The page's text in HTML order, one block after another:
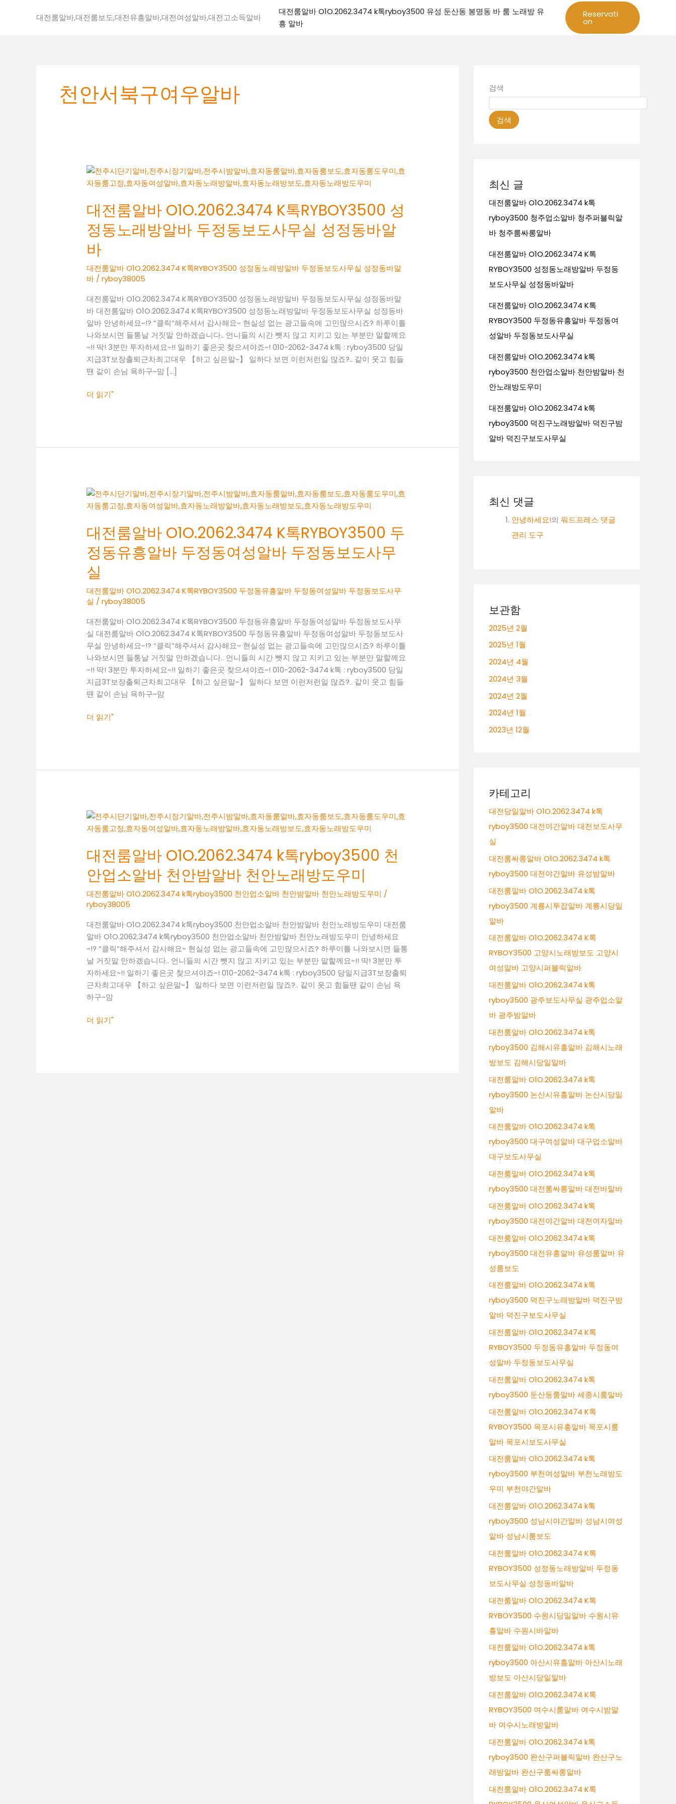
대전룸알바,대전룸보도,대전유흥알바,대전여성알바,대전고소득알바
대전룸알바 O1O.2062.3474 k톡ryboy3500 유성 둔산동 봉명동 바 룸 노래방 유
흥 알바
Reservati
on
천안서북구여우알바
대전룸알바 O1O.2062.3474 K톡RYBOY3500 성
정동노래방알바 두정동보도사무실 성정동바알
바
대전룸알바 O1O.2062.3474 K톡RYBOY3500 성정동노래방알바 두정동보도사무실 성정동바알
바 /ryboy38005
대전룸알바 O1O.2062.3474 K톡RYBOY3500 성정동노래방알바 두정동보도사무실 성정동바알
바 대전룸알바 O1O.2062.3474 K톡RYBOY3500 성정동노래방알바 두정동보도사무실 성정동바
알바 안녕하세요~!? “클릭”해주셔서 감사해요~ 현실성 없는 광고들속에 고민많으시죠? 하루이틀
나와보시면 들통날 거짓말 안하겠습니다.. 언니들의 시간 뺏지 않고 지키고 있는 부분만 말할께요
~!! 딱! 3분만 투자하세요~!! 일하기 좋은곳 찾으셔야죠~! 010-2062-3474 k톡 : ryboy3500 당일
지급3T보장출퇴근차최고대우 【하고 싶은말~】 일하다 보면 이런저런일 많죠?.. 같이 웃고 힘들
땐 같이 손님 욕하구~맘 […]
대
전
알
O1O.2062.3474
K
톡
RYBOY3500
성
동
노
래
방
알
바
두
동
무
동
바
바
더 읽기"
대전룸알바 O1O.2062.3474 K톡RYBOY3500 두
정동유흥알바 두정동여성알바 두정동보도사무
실
대전룸알바 O1O.2062.3474 K톡RYBOY3500 두정동유흥알바 두정동여성알바 두정동보도사무
실 /ryboy38005
대전룸알바 O1O.2062.3474 K톡RYBOY3500 두정동유흥알바 두정동여성알바 두정동보도사무
실 대전룸알바 O1O.2062.3474 K톡RYBOY3500 두정동유흥알바 두정동여성알바 두정동보도사
무실 안녕하세요~!? “클릭”해주셔서 감사해요~ 현실성 없는 광고들속에 고민많으시죠? 하루이틀
나와보시면 들통날 거짓말 안하겠습니다.. 언니들의 시간 뺏지 않고 지키고 있는 부분만 말할께요
~!! 딱! 3분만 투자하세요~!! 일하기 좋은곳 찾으셔야죠~! 010-2062-3474 k톡 : ryboy3500 당일
지급3T보장출퇴근차최고대우 【하고 싶은말~】 일하다 보면 이런저런일 많죠?.. 같이 웃고 힘들
땐 같이 손님 욕하구~맘
대
전
알
O1O.2062.3474
K
톡
RYBOY3500
두
동
유
흥
알
바
두
정
여
두
도
사
실
더 읽기"
대전룸알바 O1O.2062.3474 k톡ryboy3500 천
안업소알바 천안밤알바 천안노래방도우미
대전룸알바 O1O.2062.3474 k톡ryboy3500 천안업소알바 천안밤알바 천안노래방도우미 /
ryboy38005
대전룸알바 O1O.2062.3474 k톡ryboy3500 천안업소알바 천안밤알바 천안노래방도우미 대전룸
알바 O1O.2062.3474 k톡ryboy3500 천안업소알바 천안밤알바 천안노래방도우미 안녕하세요
~!? “클릭”해주셔서 감사해요~ 현실성 없는 광고들속에 고민많으시죠? 하루이틀 나와보시면 들통
날 거짓말 안하겠습니다.. 언니들의 시간 뺏지 않고 지키고 있는 부분만 말할께요~!! 딱! 3분만 투
자하세요~!! 일하기 좋은곳 찾으셔야죠~! 010-2062-3474 k톡 : ryboy3500 당일지급3T보장출퇴
근차최고대우 【하고 싶은말~】 일하다 보면 이런저런일 많죠?.. 같이 웃고 힘들땐 같이 손님 욕
하구~맘
대
전
알
O1O.2062.3474
톡
ryboy3500
천
안
업
소
알
바
천
밤
더 읽기"
검색
검색
최신 글
대전룸알바 O1O.2062.3474 k톡
ryboy3500 청주업소알바 청주퍼블릭알
바 청주룸싸롱알바
대전룸알바 O1O.2062.3474 K톡
RYBOY3500 성정동노래방알바 두정동
보도사무실 성정동바알바
대전룸알바 O1O.2062.3474 K톡
RYBOY3500 두정동유흥알바 두정동여
성알바 두정동보도사무실
대전룸알바 O1O.2062.3474 k톡
ryboy3500 천안업소알바 천안밤알바 천
안노래방도우미
대전룸알바 O1O.2062.3474 k톡
ryboy3500 덕진구노래방알바 덕진구밤
알바 덕진구보도사무실
최신 댓글
안녕하세요!의 워드프레스 댓글
관리 도구
보관함
2025년 2월
2025년 1월
2024년 4월
2024년 3월
2024년 2월
2024년 1월
2023년 12월
카테고리
대전당일알바 O1O.2062.3474 k톡
ryboy3500 대전야간알바 대전보도사무
실
대전룸싸롱알바 O1O.2062.3474 k톡
ryboy3500 대전야간알바 유성밤알바
대전룸알바 O1O.2062.3474 k톡
ryboy3500 계룡시투잡알바 계룡시당일
알바
대전룸알바 O1O.2062.3474 K톡
RYBOY3500 고양시노래방보도 고양시
여성알바 고양시퍼블릭알바
대전룸알바 O1O.2062.3474 k톡
ryboy3500 광주보도사무실 광주업소알
바 광주밤알바
대전룸알바 O1O.2062.3474 k톡
ryboy3500 김해시유흥알바 김해시노래
방보도 김해시당일알바
대전룸알바 O1O.2062.3474 k톡
ryboy3500 논산시유흥알바 논산시당일
알바
대전룸알바 O1O.2062.3474 k톡
ryboy3500 대구여성알바 대구업소알바
대구보도사무실
대전룸알바 O1O.2062.3474 k톡
ryboy3500 대전룸싸롱알바 대전바알바
대전룸알바 O1O.2062.3474 k톡
ryboy3500 대전야간알바 대전여자알바
대전룸알바 O1O.2062.3474 k톡
ryboy3500 대전유흥알바 유성룸알바 유
성룸보도
대전룸알바 O1O.2062.3474 k톡
ryboy3500 덕진구노래방알바 덕진구밤
알바 덕진구보도사무실
대전룸알바 O1O.2062.3474 K톡
RYBOY3500 두정동유흥알바 두정동여
성알바 두정동보도사무실
대전룸알바 O1O.2062.3474 k톡
ryboy3500 둔산동룸알바 세종시룸알바
대전룸알바 O1O.2062.3474 K톡
RYBOY3500 목포시유흥알바 목포시룸
알바 목포시보도사무실
대전룸알바 O1O.2062.3474 k톡
ryboy3500 부천여성알바 부천노래방도
우미 부천야간알바
대전룸알바 O1O.2062.3474 k톡
ryboy3500 성남시야간알바 성남시여성
알바 성남시룸보도
대전룸알바 O1O.2062.3474 K톡
RYBOY3500 성정동노래방알바 두정동
보도사무실 성정동바알바
대전룸알바 O1O.2062.3474 K톡
RYBOY3500 수원시당일알바 수원시유
흥알바 수원시바알바
대전룸알바 O1O.2062.3474 k톡
ryboy3500 아산시유흥알바 아산시노래
방보도 아산시당일알바
대전룸알바 O1O.2062.3474 K톡
RYBOY3500 여수시룸알바 여수시밤알
바 여수시노래방알바
대전룸알바 O1O.2062.3474 k톡
ryboy3500 완산구퍼블릭알바 완산구노
래방알바 완산구룸싸롱알바
대전룸알바 O1O.2062.3474 K톡